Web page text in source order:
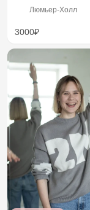
Люмьер-Холл
3000₽